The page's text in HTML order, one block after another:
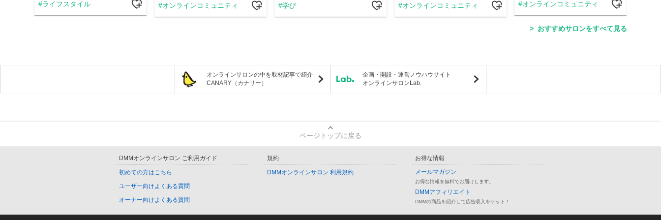
ライフスタイル オンラインコミュニティ 学び オンラインコミュニティ オンラインコミュニティ
おすすめサロンをすべて見る
オンラインサロンの中を取材記事で紹介
CANARY（カナリー）
企画・開設・運営ノウハウサイト
オンラインサロンLab.
ページトップに戻る
DMMオンラインサロン ご利用ガイド
初めての方はこちら
ユーザー向けよくある質問
オーナー向けよくある質問
規約
DMMオンラインサロン 利用規約
お得な情報
メールマガジン
お得な情報を無料でお届けします。
DMMアフィリエイト
DMMの商品を紹介して広告収入をゲット！